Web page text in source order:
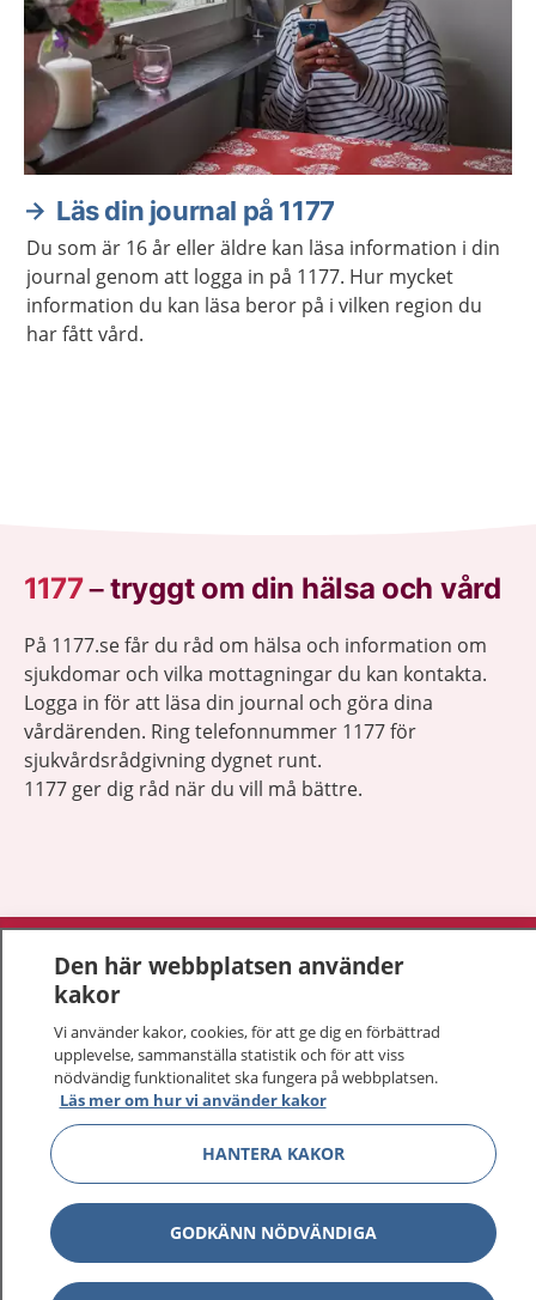
Läs din journal på 1177
Du som är 16 år eller äldre kan läsa information i din
journal genom att logga in på 1177. Hur mycket
information du kan läsa beror på i vilken region du
har fått vård.
1177–tryggt om din hälsa och vård
På 1177.se får du råd om hälsa och information om
sjukdomar och vilka mottagningar du kan kontakta.
Logga in för att läsa din journal och göra dina
vårdärenden. Ring telefonnummer 1177 för
sjukvårdsrådgivning dygnet runt.
1177 ger dig råd när du vill må bättre.
Kontakt
Behandling av personuppgifter
Hantering av kakor
Den här webbplatsen använder
kakor
Vi använder kakor, cookies, för att ge dig en förbättrad
upplevelse, sammanställa statistik och för att viss
nödvändig funktionalitet ska fungera på webbplatsen.
Läs mer om hur vi använder kakor
HANTERA KAKOR
GODKÄNN NÖDVÄNDIGA